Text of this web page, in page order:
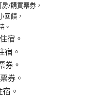
/購買票券，
回饋，
。
宿。
宿。
券。
券。
。